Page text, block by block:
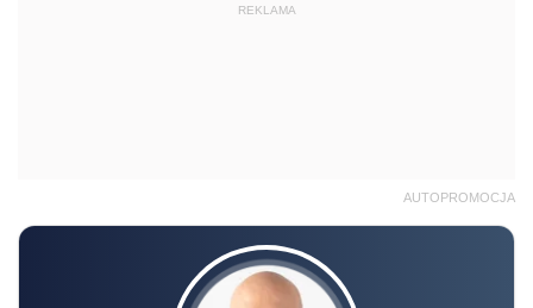
REKLAMA
AUTOPROMOCJA